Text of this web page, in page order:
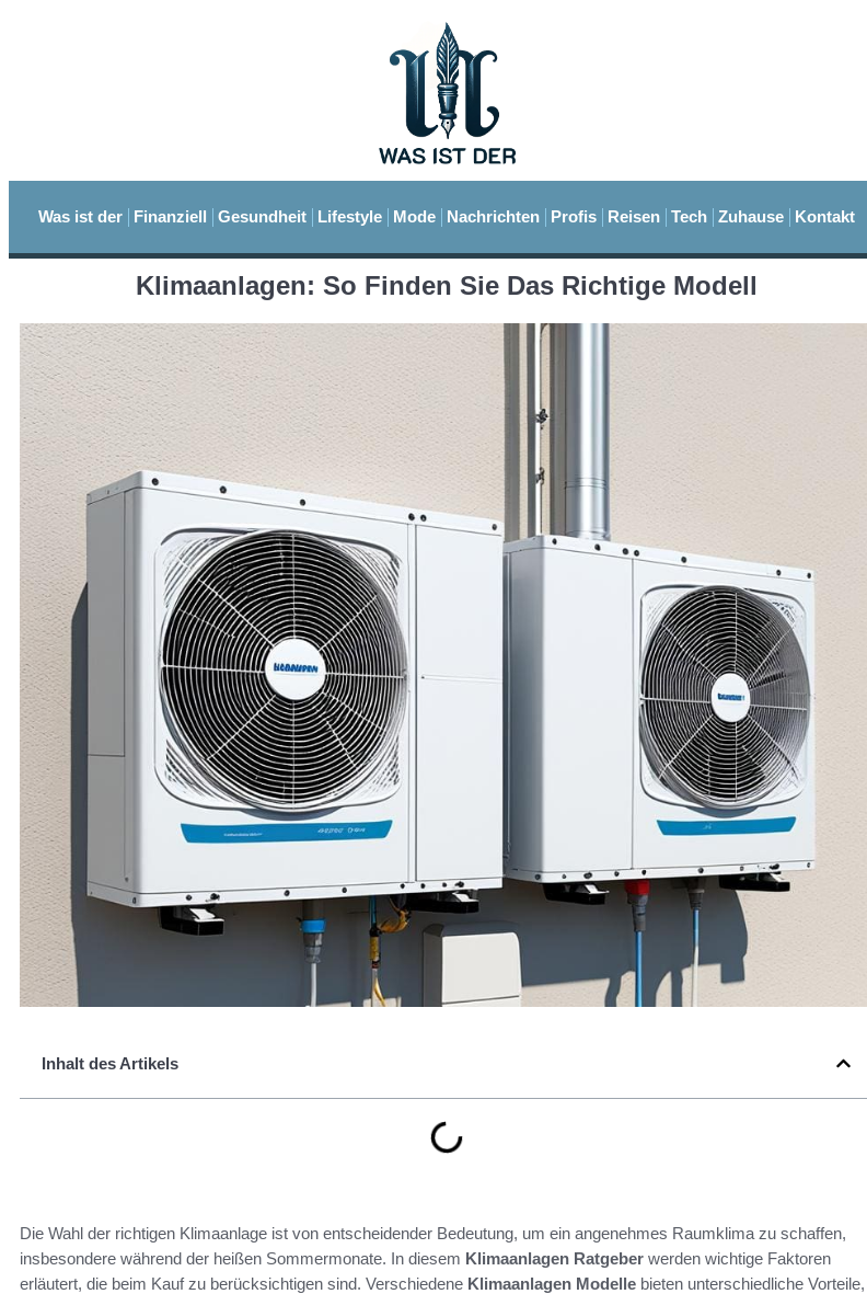
Was ist der Finanziell Gesundheit Lifestyle Mode Nachrichten Profis Reisen Tech Zuhause Kontakt
Klimaanlagen: So Finden Sie Das Richtige Modell
Inhalt des Artikels
Die Wahl der richtigen Klimaanlage ist von entscheidender Bedeutung, um ein angenehmes Raumklima zu schaffen,
insbesondere während der heißen Sommermonate. In diesem Klimaanlagen Ratgeber werden wichtige Faktoren
erläutert, die beim Kauf zu berücksichtigen sind. Verschiedene Klimaanlagen Modelle bieten unterschiedliche Vorteile,